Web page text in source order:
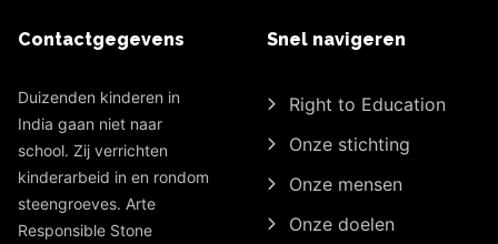
Contactgegevens
Duizenden kinderen in
India gaan niet naar
school. Zij verrichten
kinderarbeid in en rondom
steengroeves. Arte
Responsible Stone
Snel navigeren
Right to Education
Onze stichting
Onze mensen
Onze doelen